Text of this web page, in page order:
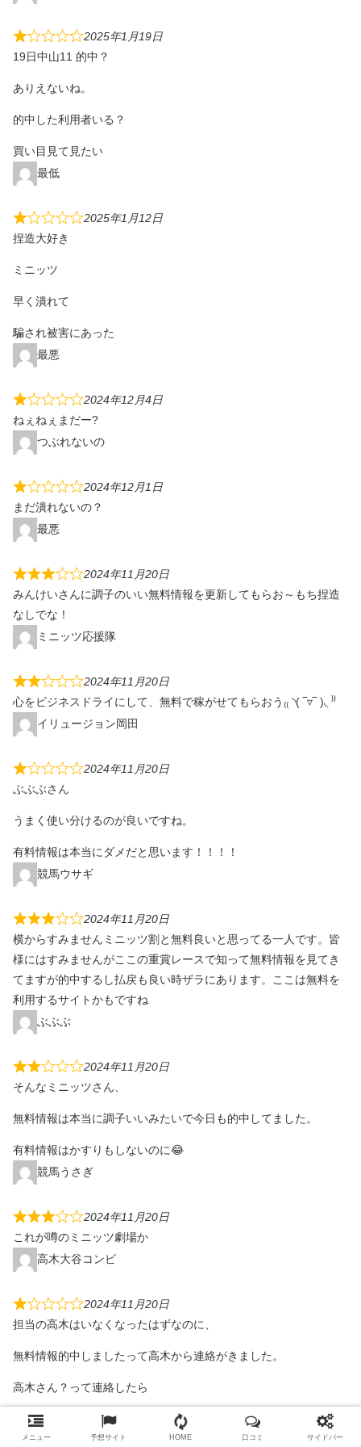
2025年1月19日
19日中山11 的中？
ありえないね。
的中した利用者いる？
買い目見て見たい
最低
2025年1月12日
捏造大好き
ミニッツ
早く潰れて
騙され被害にあった
最悪
2024年12月4日
ねぇねぇまだー?
つぶれないの
2024年12月1日
まだ潰れないの？
最悪
2024年11月20日
みんけいさんに調子のいい無料情報を更新してもらお～もち捏造
なしでな！
ミニッツ応援隊
2024年11月20日
心をビジネスドライにして、無料で稼がせてもらおう₍₍ ◝( ‾▿‾ )◟ ⁾⁾
イリュージョン岡田
2024年11月20日
ぶぶぶさん
うまく使い分けるのが良いですね。
有料情報は本当にダメだと思います！！！！
競馬ウサギ
2024年11月20日
横からすみませんミニッツ割と無料良いと思ってる一人です。皆
様にはすみませんがここの重賞レースで知って無料情報を見てき
てますが的中するし払戻も良い時ザラにあります。ここは無料を
利用するサイトかもですね
ぶぶぶ
2024年11月20日
そんなミニッツさん、
無料情報は本当に調子いいみたいで今日も的中してました。
有料情報はかすりもしないのに😂
競馬うさぎ
2024年11月20日
これが噂のミニッツ劇場か
高木大谷コンビ
2024年11月20日
担当の高木はいなくなったはずなのに、
無料情報的中しましたって高木から連絡がきました。
高木さん？って連絡したら
担当：大谷です！
メニュー 予想サイト HOME 口コミ サイドバー